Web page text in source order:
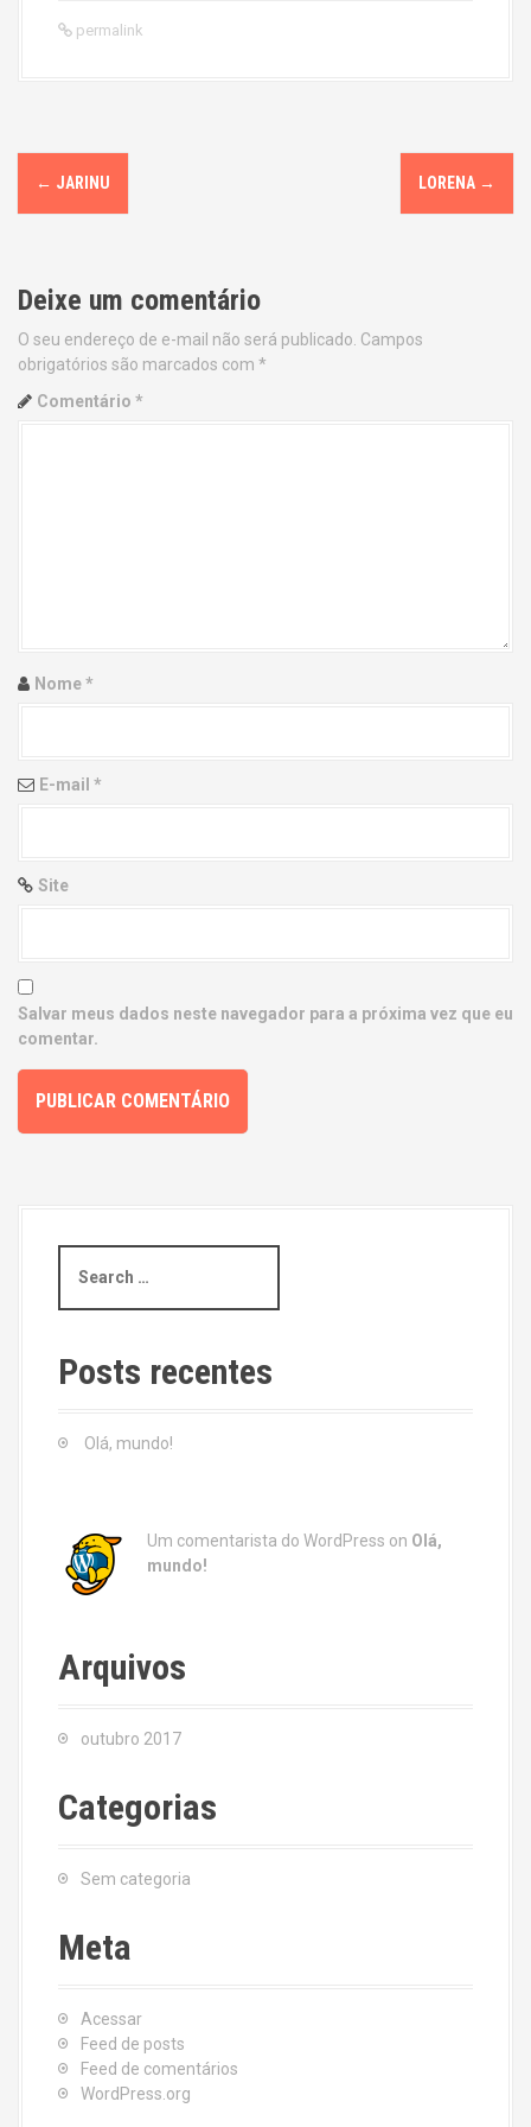
permalink
P
o
t
n
a
i
n
← JARINU LORENA →
Deixe um comentário
O seu endereço de e-mail não será publicado. Campos
obrigatórios são marcados com *
Comentário *
Nome*
E-mail *
Site
Salvar meus dados neste navegador para a próxima vez que eu
comentar.
a
c
h
Posts recentes
Olá, mundo!
Um comentarista do WordPress on Olá,
mundo!
Arquivos
outubro 2017
Categorias
Sem categoria
Meta
Acessar
Feed de posts
Feed de comentários
WordPress.org